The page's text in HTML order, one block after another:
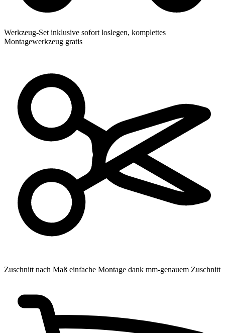
Werkzeug-Set inklusive sofort loslegen, komplettes
Montagewerkzeug gratis
Zuschnitt nach Maß einfache Montage dank mm-genauem Zuschnitt